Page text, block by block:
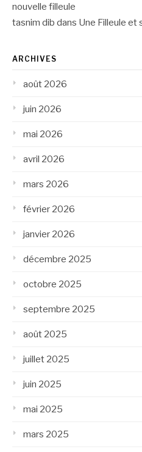
nouvelle filleule
tasnim dib dans Une Filleule et
ARCHIVES
août 2026
juin 2026
mai 2026
avril 2026
mars 2026
février 2026
janvier 2026
décembre 2025
octobre 2025
septembre 2025
août 2025
juillet 2025
juin 2025
mai 2025
mars 2025